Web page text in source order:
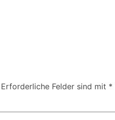
Erforderliche Felder sind mit *